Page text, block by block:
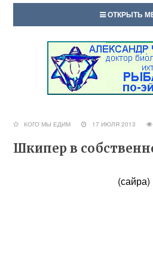
ОТКРЫТЬ
КОГО МЫ ЕДИМ 17 ИЮЛЯ 2013
Шкипер в
(сайра)